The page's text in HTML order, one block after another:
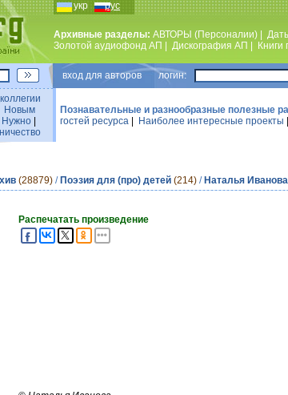
укр рус
Архивные разделы: АВТОРЫ (Персоналии)
Золотой аудиофонд АП
Дискография АП Книги
вход для авторов логин:
Новым
Нужно|
Познавательные и разнообразные полезные
гостей ресурса
Наиболее интересные проекты
(28879) / Поэзия для (про) детей (214) / Наталья Иванова
Распечатать произведение